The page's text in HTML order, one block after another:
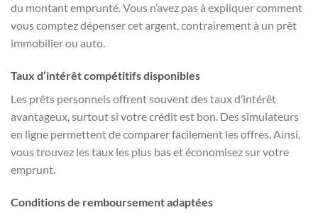
du montant emprunté. Vous n’avez pas à expliquer comment
vous comptez dépenser cet argent, contrairement à un prêt
immobilier ou auto.
Taux d’intérêt compétitifs disponibles
Les prêts personnels offrent souvent des taux d’intérêt
avantageux, surtout si votre crédit est bon. Des simulateurs
en ligne permettent de comparer facilement les offres. Ainsi,
vous trouvez les taux les plus bas et économisez sur votre
emprunt.
Conditions de remboursement adaptées